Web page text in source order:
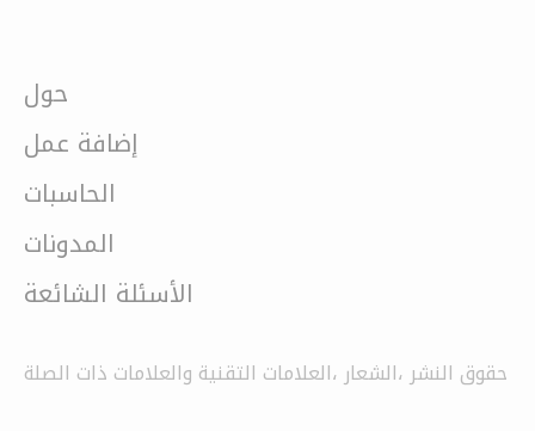
حول
إضافة عمل
الحاسبات
المدونات
الأسئلة الشائعة
حقوق النشر ،الشعار ،العلامات التقنية والعلامات ذات الصلة